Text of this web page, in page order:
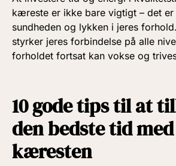
kæreste er ikke bare vigtigt – det
sundheden og lykken i jeres
styrker jeres forbindelse på alle
forholdet fortsat kan vokse og
10 gode tips til at
den bedste tid med
kæresten